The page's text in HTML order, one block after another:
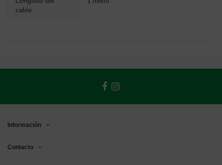
cable
Información
Contacto